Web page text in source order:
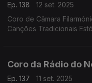
Ep. 138
12 set. 2025
Coro de Câmara
Canções Tradicionais
Coro da Rádio do
Ep. 137
11 set. 2025